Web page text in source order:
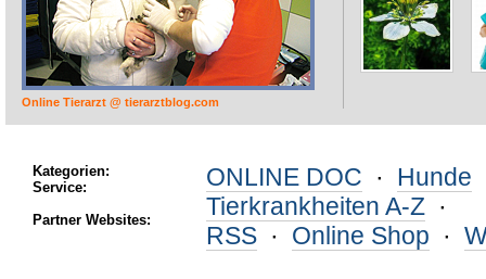
Online Tierarzt @ tierarztblog.com
Kategorien:
Service:
Partner Websites:
ONLINE DOC · Hunde
Tierkrankheiten A-Z ·
RSS · Online Shop ·